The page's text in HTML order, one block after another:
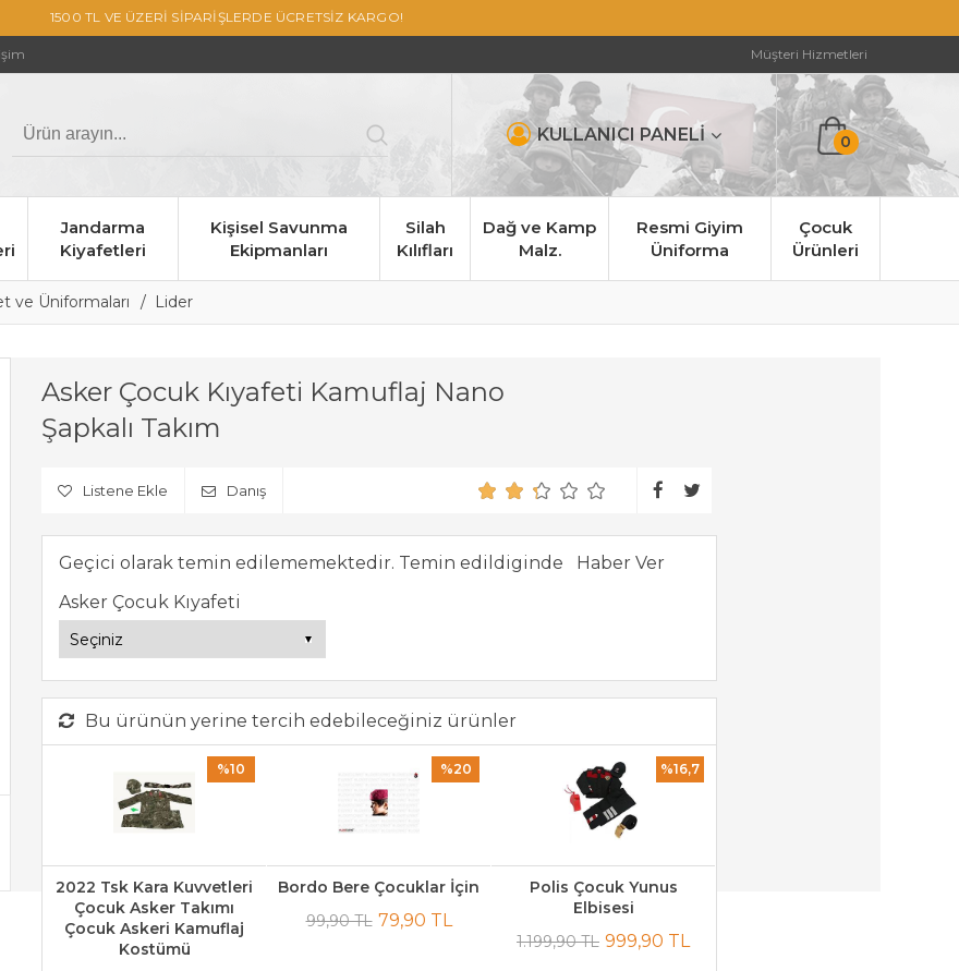
1500 TL VE ÜZERİ SİPARİŞLERDE ÜCRETSİZ KARGO!
Müşteri Hizmetleri
KULLANICI PANELİ 0
Jandarma
Kiyafetleri
Kişisel Savunma
Ekipmanları
Silah
Kılıfları
Dağ ve Kamp
Malz.
Resmi Giyim
Üniforma
Çocuk
Ürünleri
ve Üniformaları Lider
Asker Çocuk Kıyafeti Kamuflaj Nano
Şapkalı Takım
Listene Ekle Danış
Geçici olarak temin edilememektedir. Temin edildiginde
Asker Çocuk Kıyafeti
Bu ürünün yerine tercih edebileceğiniz ürünler
%10
2022 Tsk Kara Kuvvetleri
Çocuk Asker Takımı
Çocuk Askeri Kamuflaj
Kostümü
%20
Bordo Bere Çocuklar İçin
99,90 TL 79,90 TL
%16,7
Polis Çocuk Yunus
Elbisesi
1.199,90 TL 999,90 TL